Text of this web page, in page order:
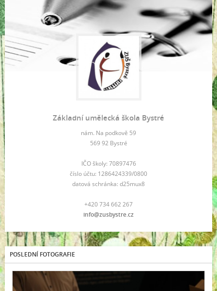
Základní umělecká škola Bystré
nám. Na podkově 59
569 92 Bystré
IČO školy: 70897476
číslo účtu: 1286424339/0800
datová schránka: d25mux8
+420 734 662 267
info@zusbystre.cz
POSLEDNÍ FOTOGRAFIE